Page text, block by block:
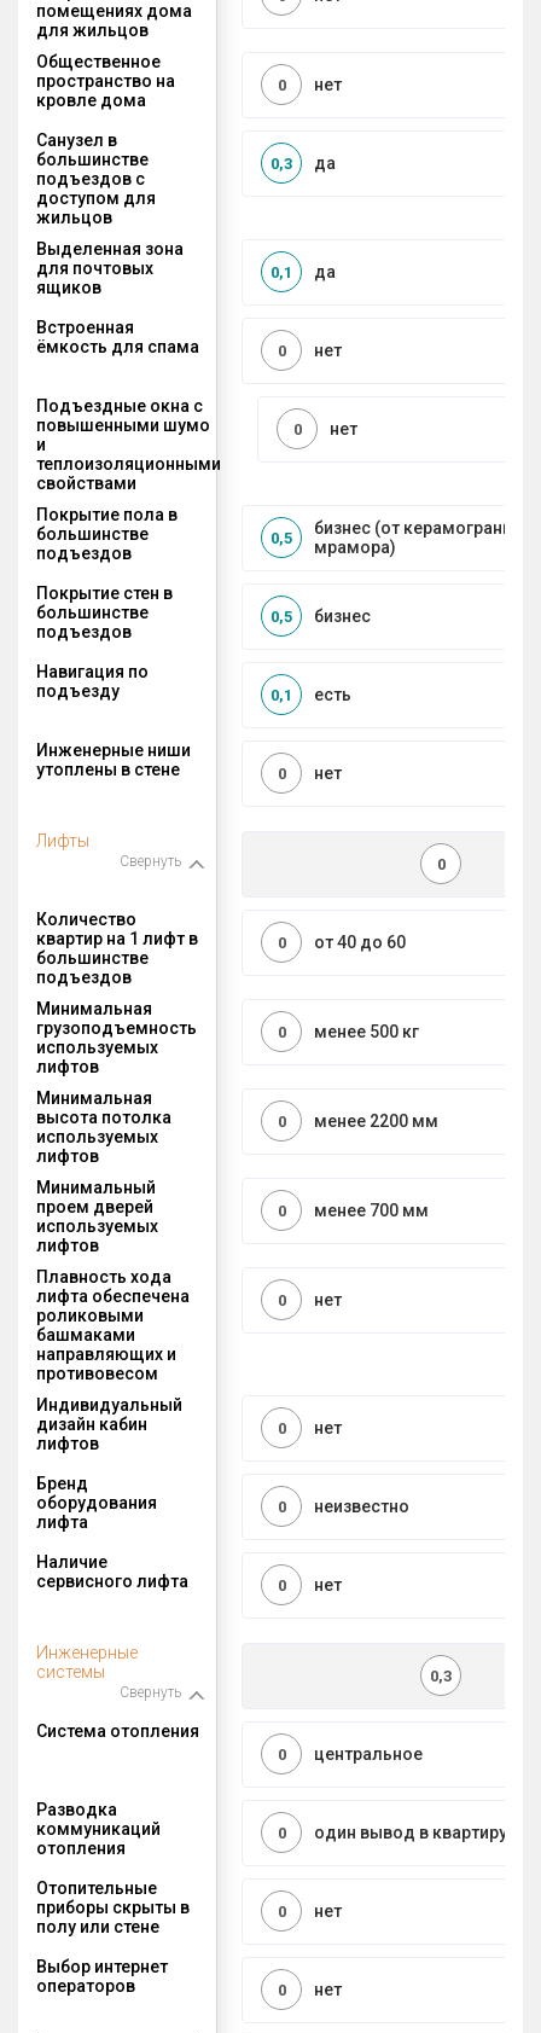
помещениях дома
для жильцов
Общественное
пространство на
кровле дома
нет
0
Санузел в
большинстве
подъездов с
доступом для
жильцов
да
0,3
Выделенная зона
для почтовых
ящиков
да
0,1
Встроенная
ёмкость для спама
нет
0
Подъездные окна с
повышенными шумо
и
теплоизоляционными
свойствами
нет
0
Покрытие пола в
большинстве
подъездов
бизнес (от керамогранита
мрамора)
0,5
Покрытие стен в
большинстве
подъездов
бизнес
0,5
Навигация по
подъезду
есть
0,1
Инженерные ниши
утоплены в стене
нет
0
Лифты
Свернуть 0
Количество
квартир на 1 лифт в
большинстве
подъездов
от 40 до 60
0
Минимальная
грузоподъемность
используемых
лифтов
менее 500 кг
0
Минимальная
высота потолка
используемых
лифтов
менее 2200 мм
0
Минимальный
проем дверей
используемых
лифтов
менее 700 мм
0
Плавность хода
лифта обеспечена
роликовыми
башмаками
направляющих и
противовесом
нет
0
Индивидуальный
дизайн кабин
лифтов
нет
0
Бренд
оборудования
лифта
неизвестно
0
Наличие
сервисного лифта
нет
0
Инженерные
системы
Свернуть
0,3
Система отопления
центральное
0
Разводка
коммуникаций
отопления
один вывод в квартиру
0
Отопительные
приборы скрыты в
полу или стене
нет
0
Выбор интернет
операторов
нет
0